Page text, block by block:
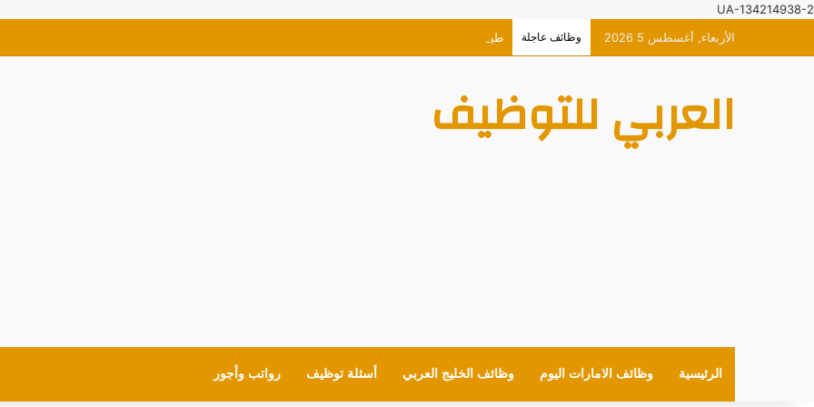
UA-134214938-2
الأربعاء, أغسطس 5 2026
وظائف عاجلة طيران الاتحاد وظائف للمواطنين شروط العمل وايميل التقديم
العربي للتوظيف
الرئيسية وظائف الامارات اليوم وظائف الخليج العربي أسئلة توظيف رواتب وأجور